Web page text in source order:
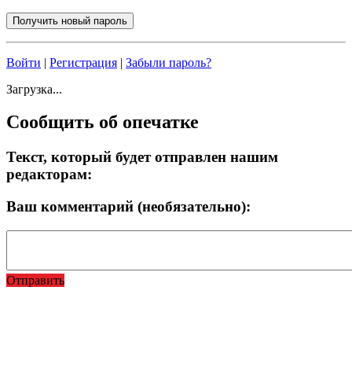
Войти | Регистрация | Забыли пароль?
Загрузка...
Сообщить об опечатке
Текст, который будет отправлен нашим
редакторам:
Ваш комментарий (необязательно):
Отправить